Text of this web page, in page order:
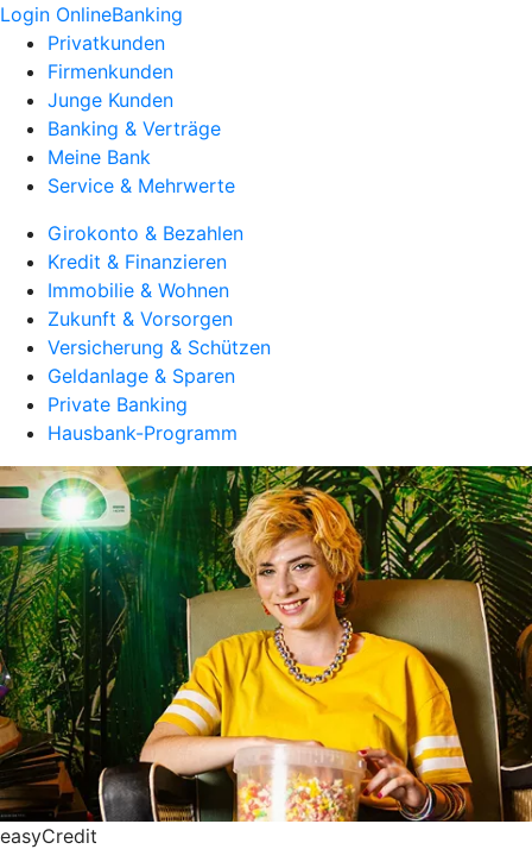
Login OnlineBanking
Privatkunden
Firmenkunden
Junge Kunden
Banking & Verträge
Meine Bank
Service & Mehrwerte
Girokonto & Bezahlen
Kredit & Finanzieren
Immobilie & Wohnen
Zukunft & Vorsorgen
Versicherung & Schützen
Geldanlage & Sparen
Private Banking
Hausbank-Programm
easyCredit